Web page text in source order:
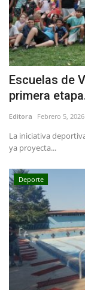
Tribunales
Deporte
Política
Espectáculos
Escuelas de
primera
Editora Febrero 5, 2026
La iniciativa
ya proyecta...
Deporte